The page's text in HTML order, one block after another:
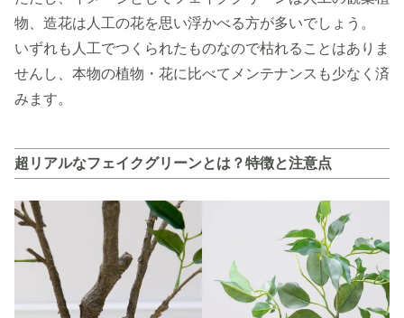
物、造花は人工の花を思い浮かべる方が多いでしょう。
いずれも人工でつくられたものなので枯れることはありま
せんし、本物の植物・花に比べてメンテナンスも少なく済
みます。
超リアルなフェイクグリーンとは？特徴と注意点